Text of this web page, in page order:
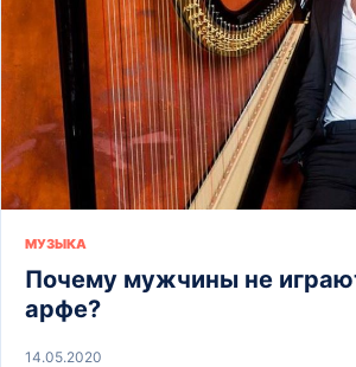
МУЗЫКА
Почему мужчины не
арфе?
14.05.2020